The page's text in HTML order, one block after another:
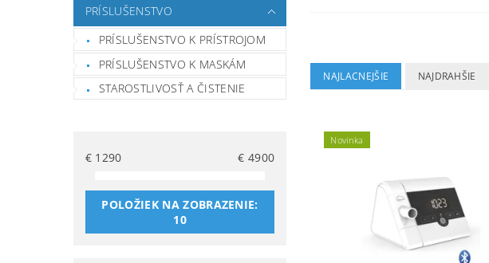
PRÍSLUŠENSTVO
PRÍSLUŠENSTVO K PRÍSTROJOM
PRÍSLUŠENSTVO K MASKÁM
STAROSTLIVOSŤ A ČISTENIE
€ 1290 €4900
POLOŽIEK NA ZOBRAZENIE:
10
NAJLACNEJŠIE NAJDRAHŠIE
Novinka